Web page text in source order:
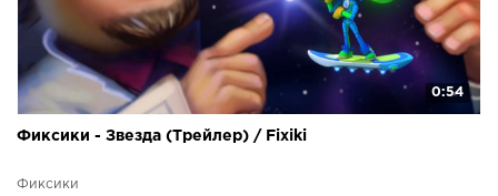
0:54
Фиксики - Звезда (Трейлер) / Fixiki
Фиксики